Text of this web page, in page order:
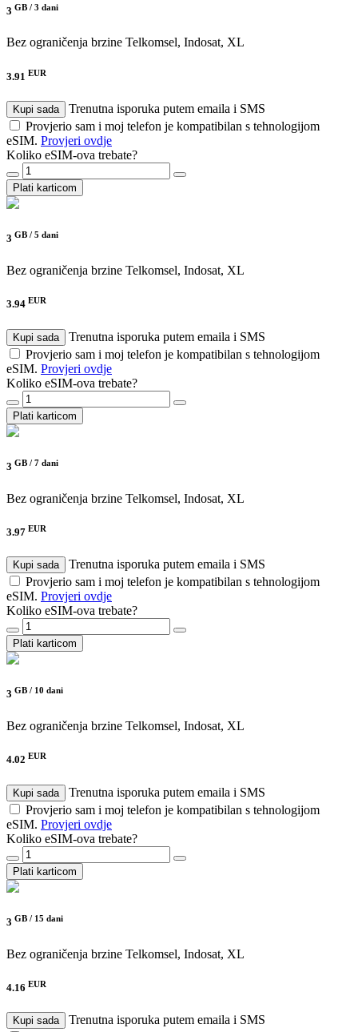
3 GB / 3 dani
Bez ograničenja brzine Telkomsel, Indosat, XL
3.91 EUR
Kupi sada
Trenutna isporuka putem emaila i SMS
Provjerio sam i moj telefon je kompatibilan s tehnologijom
eSIM. Provjeri ovdje
Koliko eSIM-ova trebate?
Plati karticom
3 GB / 5 dani
Bez ograničenja brzine Telkomsel, Indosat, XL
3.94 EUR
Kupi sada
Trenutna isporuka putem emaila i SMS
Provjerio sam i moj telefon je kompatibilan s tehnologijom
eSIM. Provjeri ovdje
Koliko eSIM-ova trebate?
Plati karticom
3 GB / 7 dani
Bez ograničenja brzine Telkomsel, Indosat, XL
3.97 EUR
Kupi sada
Trenutna isporuka putem emaila i SMS
Provjerio sam i moj telefon je kompatibilan s tehnologijom
eSIM. Provjeri ovdje
Koliko eSIM-ova trebate?
Plati karticom
3 GB / 10 dani
Bez ograničenja brzine Telkomsel, Indosat, XL
4.02 EUR
Kupi sada
Trenutna isporuka putem emaila i SMS
Provjerio sam i moj telefon je kompatibilan s tehnologijom
eSIM. Provjeri ovdje
Koliko eSIM-ova trebate?
Plati karticom
3 GB / 15 dani
Bez ograničenja brzine Telkomsel, Indosat, XL
4.16 EUR
Kupi sada
Trenutna isporuka putem emaila i SMS